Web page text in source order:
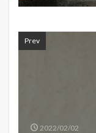
Prev
2022/02/02